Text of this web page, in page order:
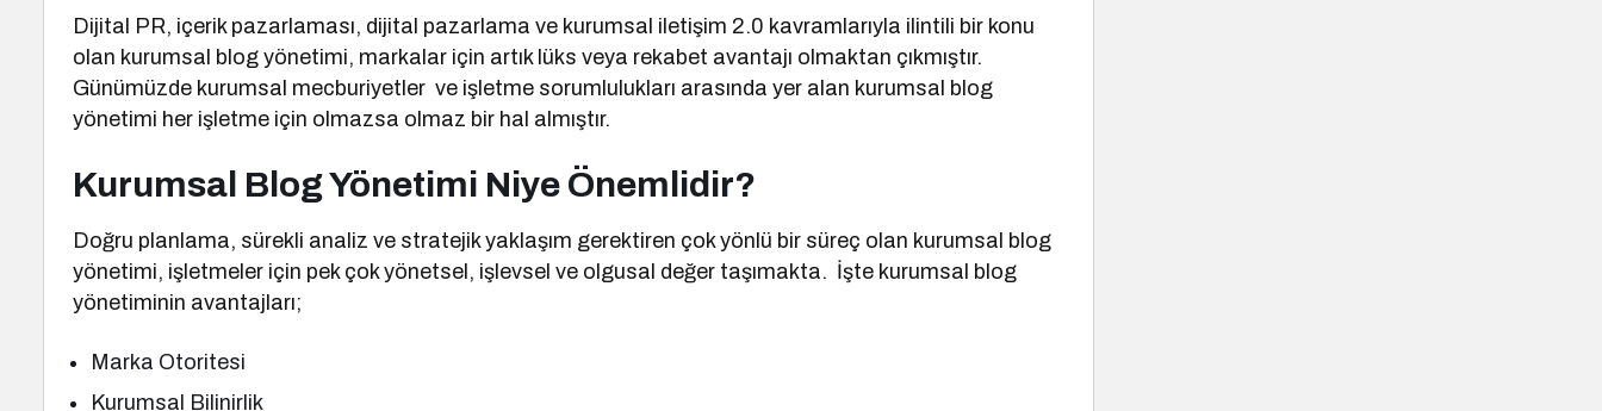
Dijital PR, içerik pazarlaması, dijital pazarlama ve kurumsal iletişim 2.0 kavramlarıyla ilintili bir konu
olan kurumsal blog yönetimi, markalar için artık lüks veya rekabet avantajı olmaktan çıkmıştır.
Günümüzde kurumsal mecburiyetler ve işletme sorumlulukları arasında yer alan kurumsal blog
yönetimi her işletme için olmazsa olmaz bir hal almıştır.
Kurumsal Blog Yönetimi Niye Önemlidir?
Doğru planlama, sürekli analiz ve stratejik yaklaşım gerektiren çok yönlü bir süreç olan kurumsal blog
yönetimi, işletmeler için pek çok yönetsel, işlevsel ve olgusal değer taşımakta. İşte kurumsal blog
yönetiminin avantajları;
Marka Otoritesi
Kurumsal Bilinirlik